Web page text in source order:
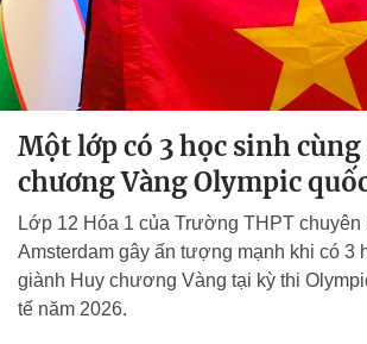
Một lớp có 3 học sinh
chương Vàng Olympic
Lớp 12 Hóa 1 của Trường THPT chuyên
Amsterdam gây ấn tượng mạnh khi có 3
giành Huy chương Vàng tại kỳ thi
tế năm 2026.